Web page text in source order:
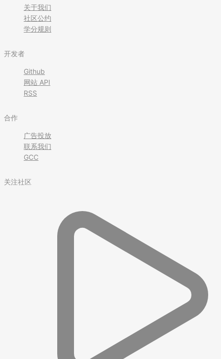
关于我们
社区公约
学分规则
开发者
Github
网站 API
RSS
合作
广告投放
联系我们
GCC
关注社区